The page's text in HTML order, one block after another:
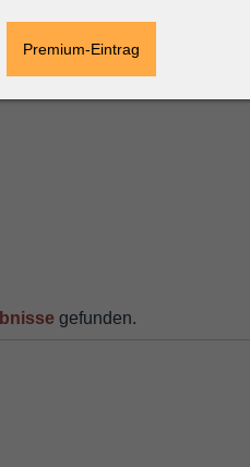
Premium-Eintrag
gefunden.